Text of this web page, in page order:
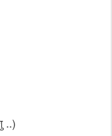
..)